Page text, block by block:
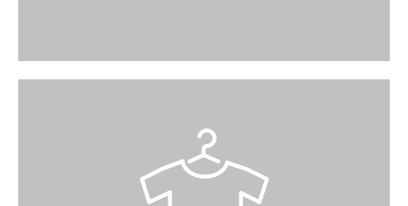
KLEIDER
Änderungen bei:
Nähatelier Ünal